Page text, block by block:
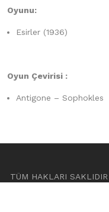
Oyunu:
Esirler (1936)
Oyun Çevirisi :
Antigone – Sophokles
TÜM HAKLARI